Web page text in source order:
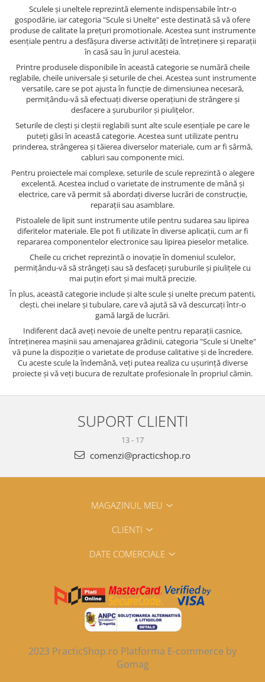
Sculele și uneltele reprezintă elemente indispensabile într-o
gospodărie, iar categoria "Scule si Unelte" este destinată să vă ofere
produse de calitate la prețuri promotionale. Acestea sunt instrumente
esențiale pentru a desfășura diverse activități de întreținere și reparații
în casă sau în jurul acesteia.
Printre produsele disponibile în această categorie se numără cheile
reglabile, cheile universale și seturile de chei. Acestea sunt instrumente
versatile, care se pot ajusta în funcție de dimensiunea necesară,
permițându-vă să efectuați diverse operațiuni de strângere și
desfacere a șuruburilor și piulițelor.
Seturile de clești și cleștii reglabili sunt alte scule esențiale pe care le
puteți găsi în această categorie. Acestea sunt utilizate pentru
prinderea, strângerea și tăierea diverselor materiale, cum ar fi sârmă,
cabluri sau componente mici.
Pentru proiectele mai complexe, seturile de scule reprezintă o alegere
excelentă. Acestea includ o varietate de instrumente de mână și
electrice, care vă permit să abordați diverse lucrări de construcție,
reparații sau asamblare.
Pistoalele de lipit sunt instrumente utile pentru sudarea sau lipirea
diferitelor materiale. Ele pot fi utilizate în diverse aplicații, cum ar fi
repararea componentelor electronice sau lipirea pieselor metalice.
Cheile cu crichet reprezintă o inovație în domeniul sculelor,
permițându-vă să strângeți sau să desfaceți șuruburile și piulițele cu
mai puțin efort și mai multă precizie.
În plus, această categorie include și alte scule și unelte precum patenti,
clești, chei inelare și tubulare, care vă ajută să vă descurcați într-o
gamă largă de lucrări.
Indiferent dacă aveți nevoie de unelte pentru reparații casnice,
întreținerea mașinii sau amenajarea grădinii, categoria "Scule si Unelte"
vă pune la dispoziție o varietate de produse calitative și de încredere.
Cu aceste scule la îndemână, veți putea realiza cu ușurință diverse
proiecte și vă veți bucura de rezultate profesionale în propriul cămin.
SUPORT CLIENTI
13 - 17
comenzi@practicshop.ro
MAGAZINUL MEU
CLIENTI
DATE COMERCIALE
2023 PracticShop.ro Platforma E-commerce by
Gomag